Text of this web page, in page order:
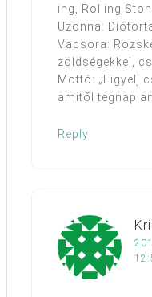
ing, Rolling
Uzonna:
Vacsora:
zöldségekkel,
Mottó: „Figyelj
amitől tegnap
Reply